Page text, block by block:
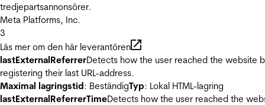
tredjepartsannonsörer.
Meta Platforms, Inc.
3
Läs mer om den här leverantören
lastExternalReferrerDetects how the user reached the website
registering their last URL-address.
Maximal lagringstid: BeständigTyp: Lokal HTML-lagring
lastExternalReferrerTimeDetects how the user reached the